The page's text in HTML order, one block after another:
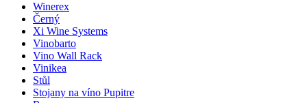
Obecné
DoručeníNesestaveno
UmístěníPodlaha
ModelWINEREX2091
Modulární
Lahve
Winerex
Černý
Xi Wine Systems
Vinobarto
Vino Wall Rack
Vinikea
Stůl
Stojany na víno Pupitre